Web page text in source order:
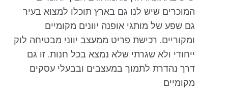
המוכרים שיש לנו גם בארץ תוכלו למצוא בעיר
גם שפע של מותגי אופנה יוונים מקומיים
ומקוריים. רכישת פריט ממעצב יווני מבטיחה לוק
ייחודי ולא שגרתי שלא נמצא בכל חנות. זו גם
דרך נהדרת לתמוך במעצבים ובבעלי עסקים
מקומיים